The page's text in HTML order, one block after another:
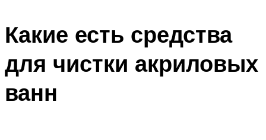
Какие есть средства
для чистки акриловых
ванн